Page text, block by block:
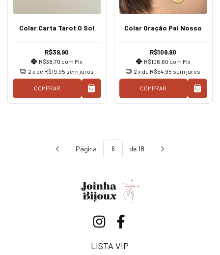
Colar Carta Tarot O Sol
R$39,90
R$38,70 com Pix
2 x de R$19,95 sem juros
COMPRAR
Colar Oração Pai Nosso
R$109,90
R$106,60 com Pix
2 x de R$54,95 sem juros
COMPRAR
Página de 18
LISTA VIP